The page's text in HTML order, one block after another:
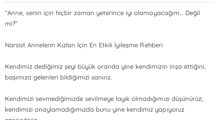
“Anne, senin için hiçbir zaman yeterince iyi olamayacağım… Değil
mi?”
Narsist Annelerin Kızları İçin En Etkili İyileşme Rehberi
Kendimiz dediğimiz şeyi büyük oranda yine kendimizin inşa ettiğini,
başımıza gelenleri bildiğimizi sanırız.
Kendimizi sevmediğimizde sevilmeye layık olmadığımızı düşünürüz;
kendimizi onaylamadığımızda bunu yine kendimiz yapıyoruz